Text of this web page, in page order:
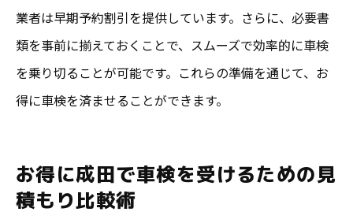
業者は早期予約割引を提供しています。さらに、必要書
類を事前に揃えておくことで、スムーズで効率的に車検
を乗り切ることが可能です。これらの準備を通じて、お
得に車検を済ませることができます。
お得に成田で車検を受けるための見
積もり比較術